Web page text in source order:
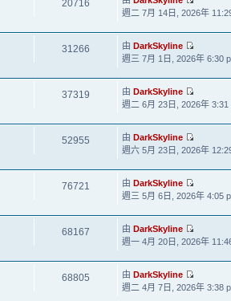
20716
週二 7月 14日, 2026年
31266 由DarkSkyline
週三 7月 1日, 2026年 6:30
37319 由DarkSkyline
週二 6月 23日, 2026年 3:31
52955 由DarkSkyline
週六 5月 23日, 2026年
76721 由DarkSkyline
週三 5月 6日, 2026年 4:05
68167 由DarkSkyline
週一 4月 20日, 2026年
68805 由DarkSkyline
週二 4月 7日, 2026年 3:38